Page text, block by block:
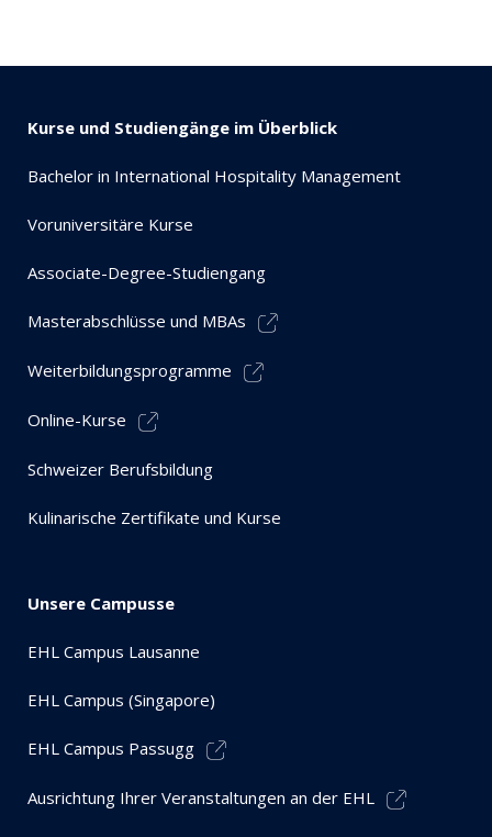
Kurse und Studiengänge im Überblick
Bachelor in International Hospitality Management
Voruniversitäre Kurse
Associate-Degree-Studiengang
Masterabschlüsse und MBAs
Weiterbildungsprogramme
Online-Kurse
Schweizer Berufsbildung
Kulinarische Zertifikate und Kurse
Unsere Campusse
EHL Campus Lausanne
EHL Campus (Singapore)
EHL Campus Passugg
Ausrichtung Ihrer Veranstaltungen an der EHL